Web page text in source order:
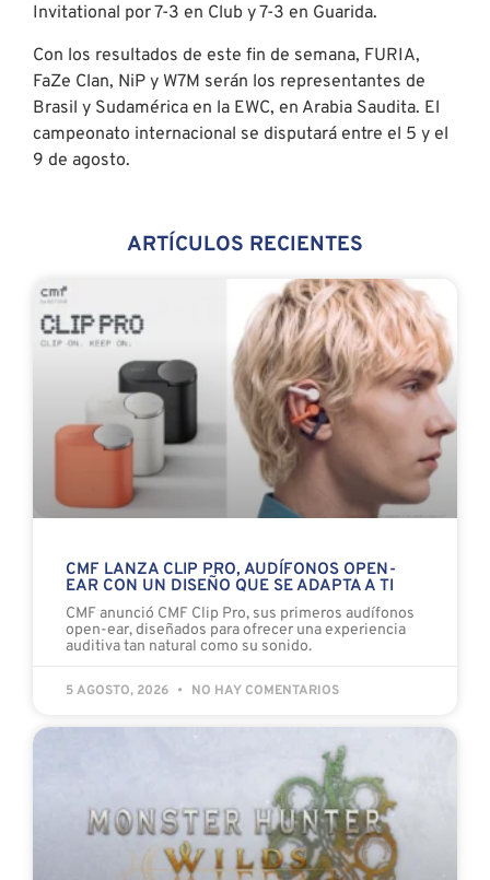
Invitational por 7-3 en Club y 7-3 en Guarida.
Con los resultados de este fin de semana, FURIA,
FaZe Clan, NiP y W7M serán los representantes de
Brasil y Sudamérica en la EWC, en Arabia Saudita. El
campeonato internacional se disputará entre el 5 y el
9 de agosto.
ARTÍCULOS RECIENTES
CMF LANZA CLIP PRO, AUDÍFONOS OPEN-
EAR CON UN DISEÑO QUE SE ADAPTA A TI
CMF anunció CMF Clip Pro, sus primeros audífonos
open-ear, diseñados para ofrecer una experiencia
auditiva tan natural como su sonido.
5 AGOSTO, 2026 NO HAY COMENTARIOS